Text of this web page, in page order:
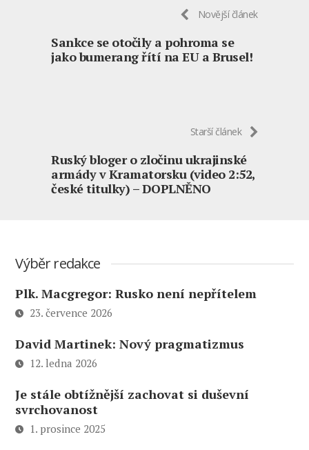
Novější článek
Sankce se otočily a pohroma se
jako bumerang řítí na EU a Brusel!
Starší článek
Ruský bloger o zločinu ukrajinské
armády v Kramatorsku (video 2:52,
české titulky) – DOPLNĚNO
Výběr redakce
Plk. Macgregor: Rusko není nepřítelem
23. července 2026
David Martinek: Nový pragmatizmus
12. ledna 2026
Je stále obtížnější zachovat si duševní
svrchovanost
1. prosince 2025